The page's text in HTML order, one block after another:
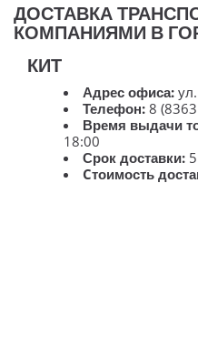
ДОСТАВКА
КОМПАНИЯМИ В
КИТ
Адрес офиса:
Телефон: 8
Время выдачи
18:00
Срок доставки:
Cтоимость